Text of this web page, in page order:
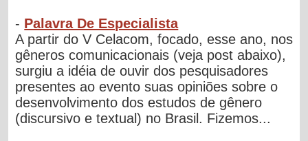
- Palavra De Especialista
A partir do V Celacom, focado, esse ano, nos
gêneros comunicacionais (veja post abaixo),
surgiu a idéia de ouvir dos pesquisadores
presentes ao evento suas opiniões sobre o
desenvolvimento dos estudos de gênero
(discursivo e textual) no Brasil. Fizemos...